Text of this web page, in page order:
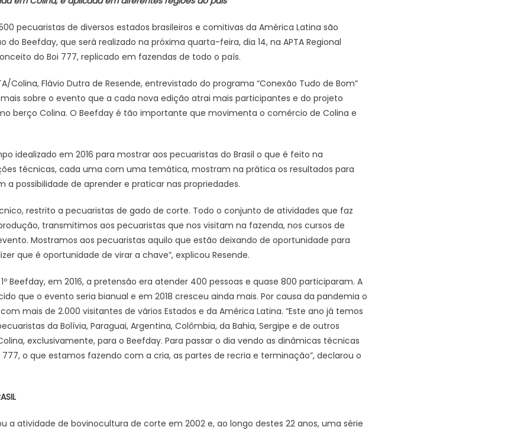
pecuaristas de diversos estados brasileiros e comitivas da América Latina são
do Beefday, que será realizado na próxima quarta-feira, dia 14, na APTA Regional
do Boi 777, replicado em fazendas de todo o país.
Colina, Flávio Dutra de Resende, entrevistado do programa “Conexão Tudo de Bom”
sobre o evento que a cada nova edição atrai mais participantes e do projeto
berço Colina. O Beefday é tão importante que movimenta o comércio de Colina e
idealizado em 2016 para mostrar aos pecuaristas do Brasil o que é feito na
técnicas, cada uma com uma temática, mostram na prática os resultados para
a possibilidade de aprender e praticar nas propriedades.
restrito a pecuaristas de gado de corte. Todo o conjunto de atividades que faz
transmitimos aos pecuaristas que nos visitam na fazenda, nos cursos de
Mostramos aos pecuaristas aquilo que estão deixando de oportunidade para
que é oportunidade de virar a chave”, explicou Resende.
Beefday, em 2016, a pretensão era atender 400 pessoas e quase 800 participaram. A
que o evento seria bianual e em 2018 cresceu ainda mais. Por causa da pandemia o
mais de 2.000 visitantes de vários Estados e da América Latina. “Este ano já temos
da Bolívia, Paraguai, Argentina, Colômbia, da Bahia, Sergipe e de outros
exclusivamente, para o Beefday. Para passar o dia vendo as dinâmicas técnicas
o que estamos fazendo com a cria, as partes de recria e terminação”, declarou o
a atividade de bovinocultura de corte em 2002 e, ao longo destes 22 anos, uma série